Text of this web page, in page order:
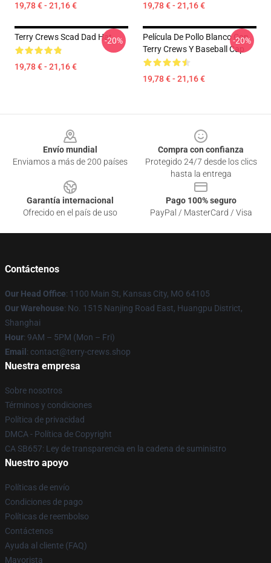
19,78 € - 21,16 € 19,78 € - 21,16 €
Terry Crews Scad Dad Hat
19,78 € - 21,16 €
-20%
Película De Pollo Blanco Con
Terry Crews Y Baseball Cap
19,78 € - 21,16 €
-20%
Envío mundial
Enviamos a más de 200 países
Compra con confianza
Protegido 24/7 desde los clics
hasta la entrega
Garantía internacional
Ofrecido en el país de uso
Pago 100% seguro
PayPal / MasterCard / Visa
Contáctenos
Our Head Office: 1100 Main St, Kansas City, MO 64105
Our Warehouse: No. 1515 Nanjing Road East, Huangpu District,
Shanghai
Hour: 9AM – 5PM (Mon – Fri)
Email : contact@terry-crews.shop
Nuestra empresa
Sobre nosotros
Términos y condiciones
Política de privacidad
DMCA - Política de Copyright
CA SB657: Ley de transparencia en la cadena de suministro
Nuestro apoyo
Políticas de envío
Condiciones de pago
Políticas de reembolso
Contáctenos
Ayuda al cliente (FAQ)
Mayorista